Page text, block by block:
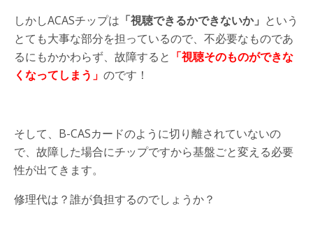
しかしACASチップは 「視聴できるかできないか」 という
とても大事な部分を担っているので、不必要なものであ
るにもかかわらず、故障すると 「視聴そのものができな
くなってしまう」 のです！
そして、B-CASカードのように切り離されていないの
で、故障した場合にチップですから基盤ごと変える必要
性が出てきます。
修理代は？誰が負担するのでしょうか？